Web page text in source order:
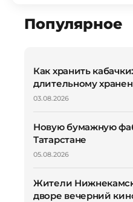
Популярное
Как хранить
длительному
03.08.2026
Новую бумажную
Татарстане
05.08.2026
Жители
дворе вечерний